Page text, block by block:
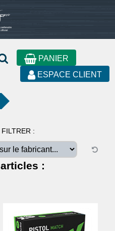
PANIER
ESPACE CLIENT
FILTRER :
articles :